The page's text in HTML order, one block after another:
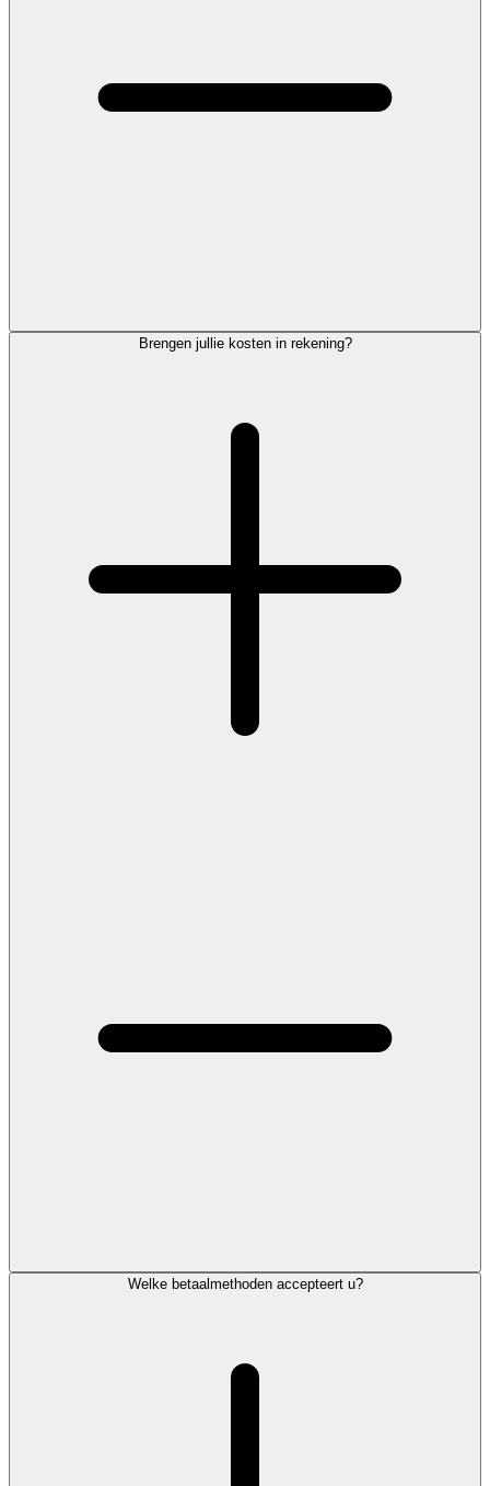
Brengen jullie kosten in rekening?
Welke betaalmethoden accepteert u?